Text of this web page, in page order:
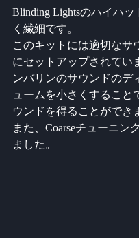
Blinding Lightsのハイハッ
く繊細です。
このキットには適切なサ
にセットアップされてい
ンバリンのサウンドのデ
ュームを小さくすること
ウンドを得ることができ
また、Coarseチューニン
ました。